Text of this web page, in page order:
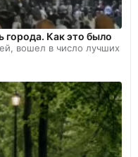
города. Как это было
вошел в число лучших